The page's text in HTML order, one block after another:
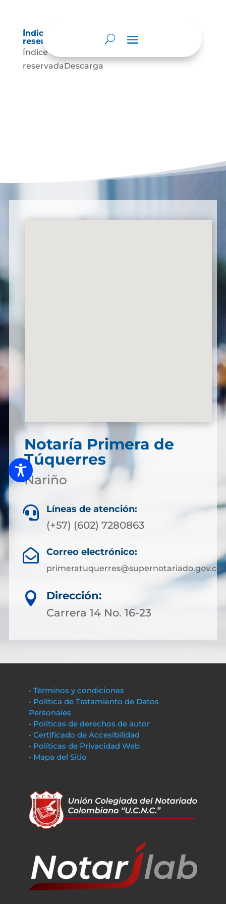
Índice de información clasificada y
reservada
Índice de información clasificada y
reservadaDescarga
Notaría Primera de
Túquerres
Nariño
 Líneas de atención:
(+57) (602) 7280863
 Correo electrónico:
primeratuquerres@supernotariado.gov.co

Dirección:
Carrera 14 No. 16-23
• Términos y condiciones
• Política de Tratamiento de Datos
Personales
• Políticas de derechos de autor
• Certificado de Accesibilidad
• Políticas de Privacidad Web
• Mapa del Sitio